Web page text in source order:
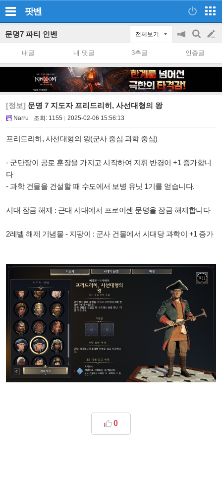
팟벤
문명7 파티 인벤 전체보기
공
on/off
검
색
글
쓰
내글 내 댓글 3추글 인증글
[정보] 문명 7 지도자 프리드리히, 사선대형의 왕
Narru 조회: 1155 2025-02-06 15:56:13
프리드리히, 사선대형의 왕(군사 중심 과학 중심)
- 군단장이 공로 훈장을 가지고 시작하여 지휘 반경이 +1 증가합니
다
- 과학 건물을 건설할 때 수도에서 보병 유닛 1기를 얻습니다.
시대 잠금 해제 : 근대 시대에서 프로이센 문명을 잠금 해제합니다
2레벨 해제 기념물 - 지팡이 : 군사 건물에서 시대당 과학이 +1 증가
0